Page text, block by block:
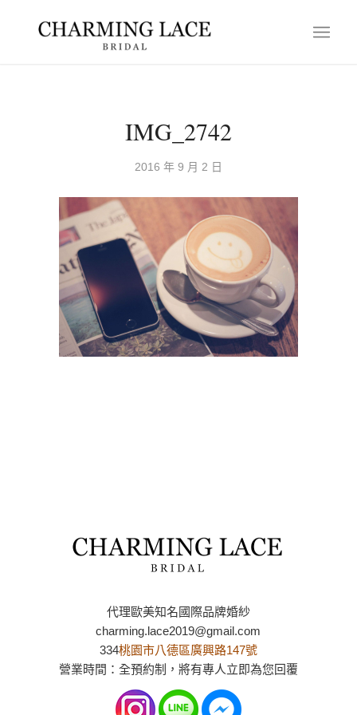
IMG_2742
2016 年 9 月 2 日
代理歐美知名國際品牌婚紗
charming.lace2019@gmail.com
334桃園市八德區廣興路147號
營業時間：全預約制，將有專人立即為您回覆